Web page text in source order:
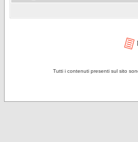
Tutti i contenuti presenti sul sito